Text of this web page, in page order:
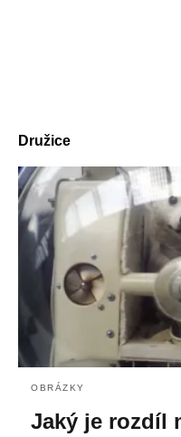
Družice
OBRÁZKY
Jaký je rozdíl